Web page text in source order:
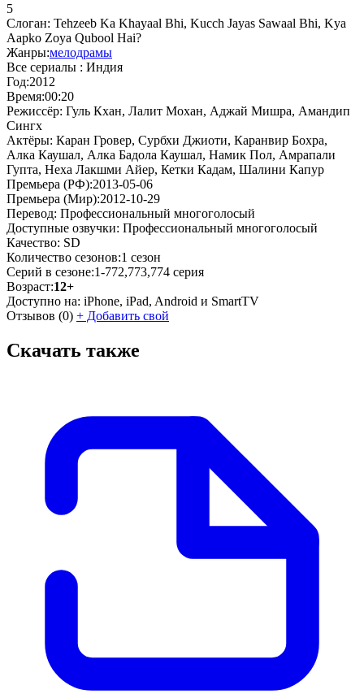
5
Слоган: Tehzeeb Ka Khayaal Bhi, Kucch Jayas Sawaal Bhi, Kya
Aapko Zoya Qubool Hai?
Жанры:мелодрамы
Все сериалы : Индия
Год:2012
Время:00:20
Режиссёр: Гуль Кхан, Лалит Мохан, Аджай Мишра, Амандип
Сингх
Актёры: Каран Гровер, Сурбхи Джиоти, Каранвир Бохра,
Алка Каушал, Алка Бадола Каушал, Намик Пол, Амрапали
Гупта, Неха Лакшми Айер, Кетки Кадам, Шалини Капур
Премьера (РФ):2013-05-06
Премьера (Мир):2012-10-29
Перевод: Профессиональный многоголосый
Доступные озвучки: Профессиональный многоголосый
Качество: SD
Количество сезонов:1 сезон
Серий в сезоне:1-772,773,774 серия
Возраст:12+
Доступно на: iPhone, iPad, Android и SmartTV
Отзывов (0) + Добавить свой
Скачать также